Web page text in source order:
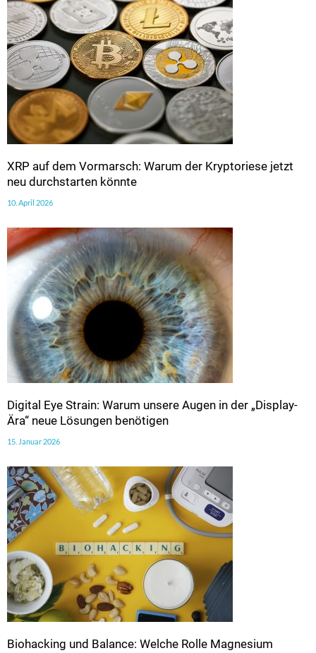
XRP auf dem Vormarsch: Warum der Kryptoriese jetzt
neu durchstarten könnte
10. April 2026
Digital Eye Strain: Warum unsere Augen in der „Display-
Ära“ neue Lösungen benötigen
15. Januar 2026
Biohacking und Balance: Welche Rolle Magnesium